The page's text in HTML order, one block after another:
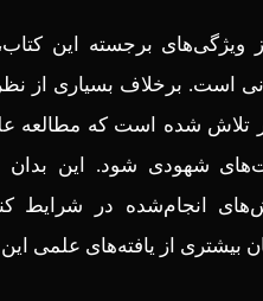
ویژگی‌های برجسته این
است. برخلاف بسیاری از
تلاش شده است که مطالعه
شهودی شود. این بدان
انجام‌شده در شرایط
بیشتری از یافته‌های علمی